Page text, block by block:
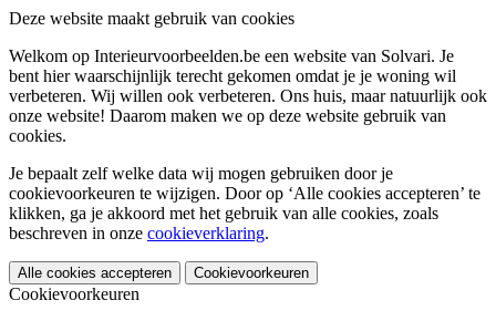
Deze website maakt gebruik van cookies
Welkom op Interieurvoorbeelden.be een website van Solvari. Je
bent hier waarschijnlijk terecht gekomen omdat je je woning wil
verbeteren. Wij willen ook verbeteren. Ons huis, maar natuurlijk ook
onze website! Daarom maken we op deze website gebruik van
cookies.
Je bepaalt zelf welke data wij mogen gebruiken door je
cookievoorkeuren te wijzigen. Door op ‘Alle cookies accepteren’ te
klikken, ga je akkoord met het gebruik van alle cookies, zoals
beschreven in onze cookieverklaring.
Alle cookies accepteren Cookievoorkeuren
Cookievoorkeuren